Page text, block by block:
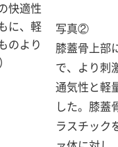
快適性
に、軽
のより
写真②
膝蓋骨上部
で、より刺
通気性と軽
した。膝蓋
ラスチック